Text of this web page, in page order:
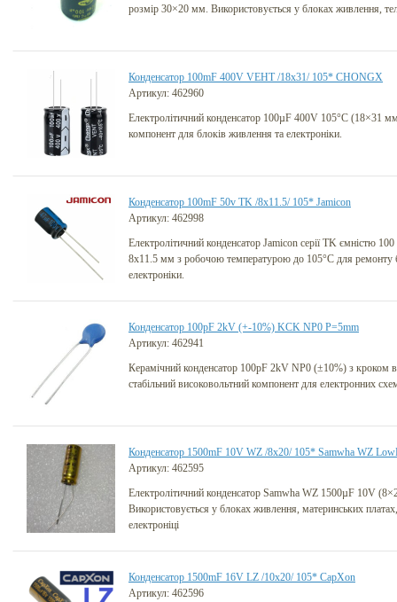
розмір 30×20 мм. Використовується у блоках живлення,
Конденсатор 100mF 400V VEHT /18x31/ 105* CHONGX
Артикул: 462960
Електролітичний конденсатор 100µF 400V 105°C (18×31
компонент для блоків живлення та електроніки.
Конденсатор 100mF 50v TK /8x11.5/ 105* Jamicon
Артикул: 462998
Електролітичний конденсатор Jamicon серії TK ємністю
8x11.5 мм з робочою температурою до 105°C для ремонту
електроніки.
Конденсатор 100pF 2kV (+-10%) KCK NP0 P=5mm
Артикул: 462941
Керамічний конденсатор 100pF 2kV NP0 (±10%) з
стабільний високовольтний компонент для електронних
Конденсатор 1500mF 10V WZ /8x20/ 105* Samwha WZ
Артикул: 462595
Електролітичний конденсатор Samwha WZ 1500µF 10V
Використовується у блоках живлення, материнських платах,
електроніці
Конденсатор 1500mF 16V LZ /10x20/ 105* CapXon
Артикул: 462596